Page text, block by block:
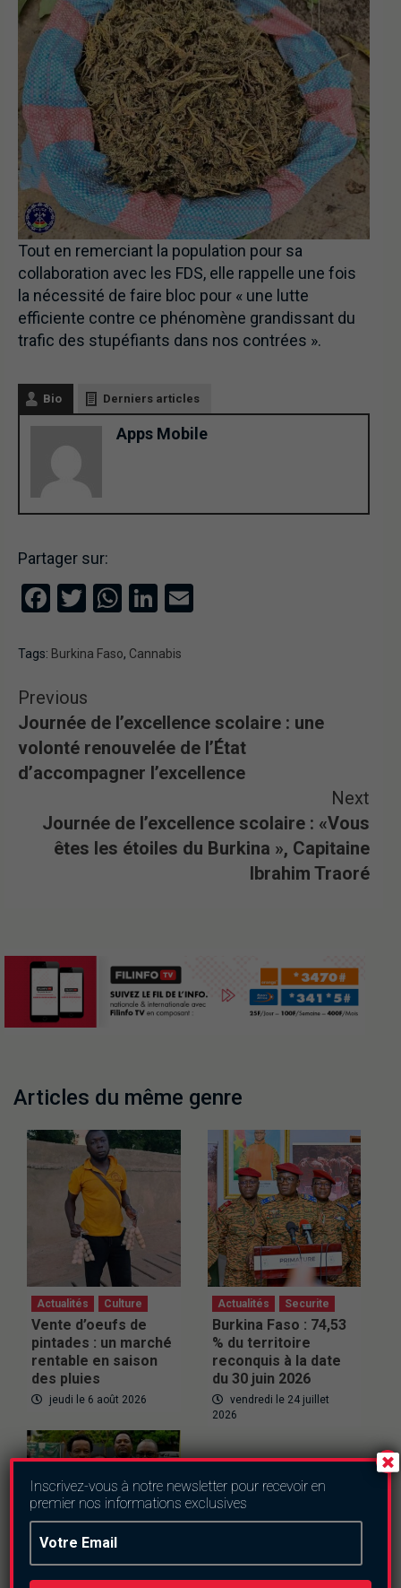
Tout en remerciant la population pour sa
collaboration avec les FDS, elle rappelle une fois
la nécessité de faire bloc pour « une lutte
efficiente contre ce phénomène grandissant du
trafic des stupéfiants dans nos contrées ».
Bio Derniers articles
Apps Mobile
Partager sur:
Facebook
Twitter
WhatsApp
LinkedIn
Tags: Burkina Faso, Cannabis
Previous
Journée de l’excellence scolaire : une
volonté renouvelée de l’État
d’accompagner l’excellence
Next
Journée de l’excellence scolaire : «Vous
êtes les étoiles du Burkina », Capitaine
Ibrahim Traoré
Articles du même genre
Actualités Culture
Vente d’oeufs de
pintades : un marché
rentable en saison
des pluies
jeudi le 6 août 2026
Actualités Securite
Burkina Faso : 74,53
% du territoire
reconquis à la date
du 30 juin 2026
vendredi le 24 juillet
2026
Inscrivez-vous à notre newsletter pour recevoir en
premier nos informations exclusives